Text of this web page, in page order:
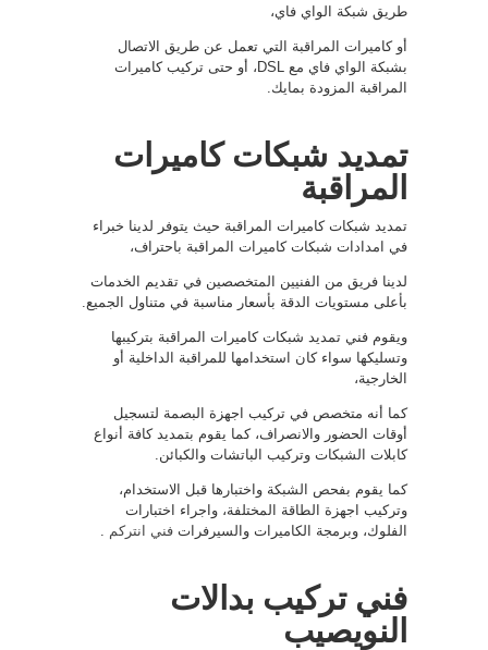
طريق شبكة الواي فاي،
أو كاميرات المراقبة التي تعمل عن طريق الاتصال
بشبكة الواي فاي مع DSL، أو حتى تركيب كاميرات
المراقبة المزودة بمايك.
تمديد شبكات كاميرات
المراقبة
تمديد شبكات كاميرات المراقبة حيث يتوفر لدينا خبراء
في امدادات شبكات كاميرات المراقبة باحتراف،
لدينا فريق من الفنيين المتخصصين في تقديم الخدمات
بأعلى مستويات الدقة بأسعار مناسبة في متناول الجميع.
ويقوم فني تمديد شبكات كاميرات المراقبة بتركيبها
وتسليكها سواء كان استخدامها للمراقبة الداخلية أو
الخارجية،
كما أنه متخصص في تركيب اجهزة البصمة لتسجيل
أوقات الحضور والانصراف، كما يقوم بتمديد كافة أنواع
كابلات الشبكات وتركيب الباتشات والكبائن.
كما يقوم بفحص الشبكة واختبارها قبل الاستخدام،
وتركيب اجهزة الطاقة المختلفة، واجراء اختبارات
الفلوك، وبرمجة الكاميرات والسيرفرات فني انتركم
فني تركيب بدالات
النويصيب